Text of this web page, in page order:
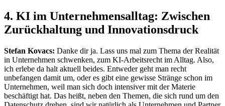
4. KI im Unternehmensalltag: Zwischen
Zurückhaltung und Innovationsdruck
Stefan Kovacs: Danke dir ja. Lass uns mal zum Thema der Realität
in Unternehmen schwenken, zum KI-Arbeitsrecht im Alltag. Also,
ich erlebe da halt aktuell beides. Entweder geht man recht
unbefangen damit um, oder es gibt eine gewisse Stränge schon im
Unternehmen, weil man sich doch intensiver mit der Materie
beschäftigt hat. Das heißt, neben den Themen, die sich rund um den